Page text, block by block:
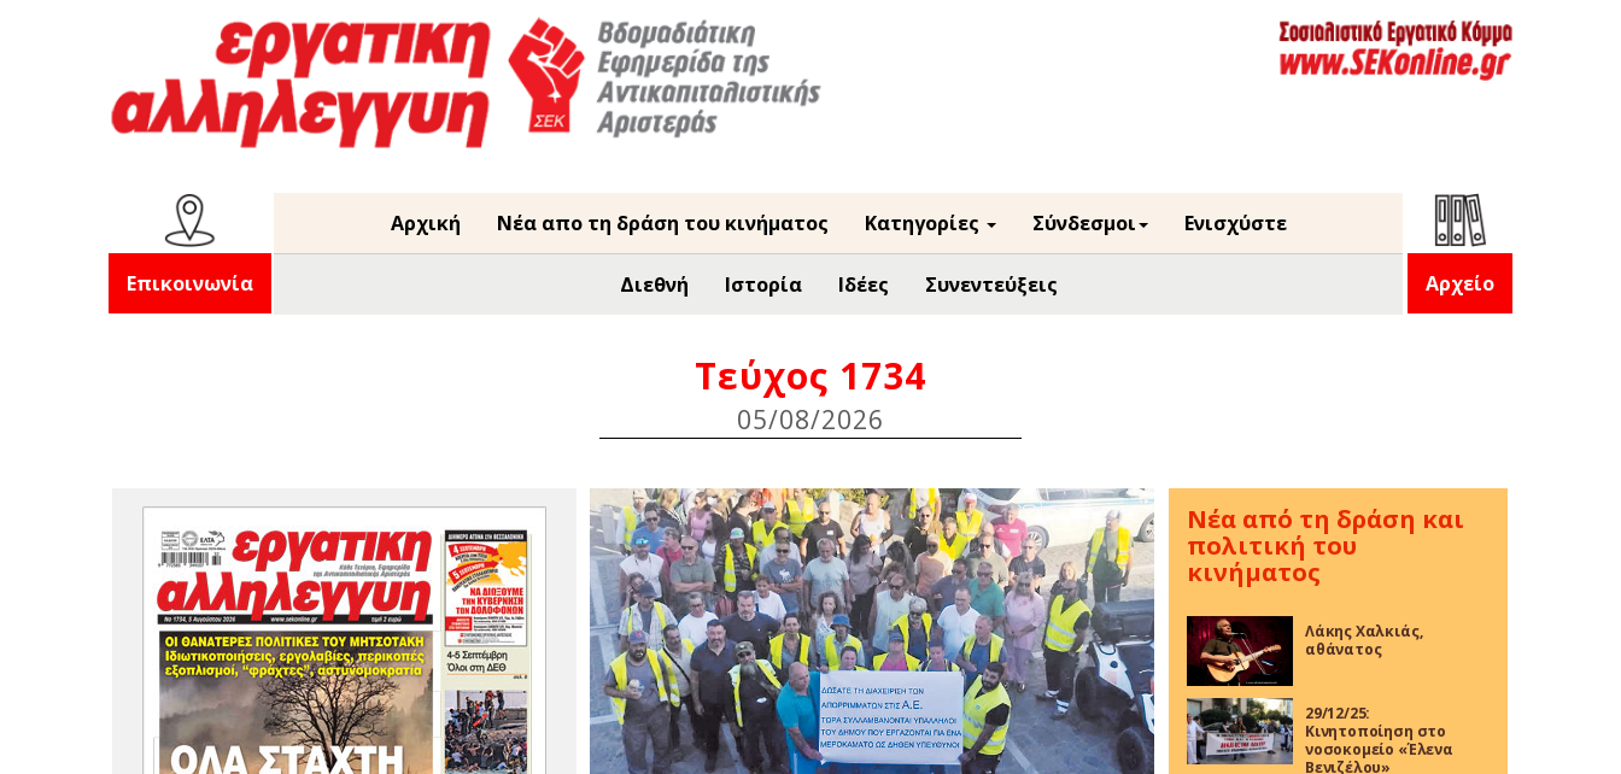
Επικοινωνία
Αρχική Νέα απο τη δράση του κινήματος Κατηγορίες Σύνδεσμοι Ενισχύστε
Διεθνή Ιστορία Ιδέες Συνεντεύξεις Αρχείο
Τεύχος 1734
05/08/2026
Νέα από τη δράση και
πολιτική του
κινήματος
Λάκης Χαλκιάς,
αθάνατος
29/12/25:
Κινητοποίηση στο
νοσοκομείο «Έλενα
Βενιζέλου»